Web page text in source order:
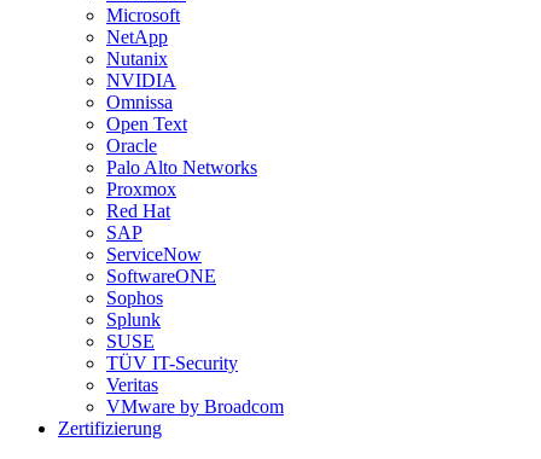
Microsoft
NetApp
Nutanix
NVIDIA
Omnissa
Open Text
Oracle
Palo Alto Networks
Proxmox
Red Hat
SAP
ServiceNow
SoftwareONE
Sophos
Splunk
SUSE
TÜV IT-Security
Veritas
VMware by Broadcom
Zertifizierung